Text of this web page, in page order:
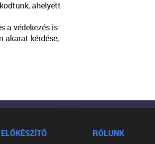
ahelyett
a védekezés is
akarat kérdése,
ELŐKÉSZÍTŐ
RÓLUNK